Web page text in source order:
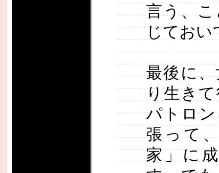
言う、
じておい
最後に
り生き
パトロ
張って
家」に